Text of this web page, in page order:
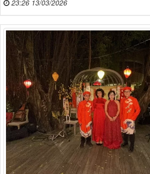
23:26 13/03/2026